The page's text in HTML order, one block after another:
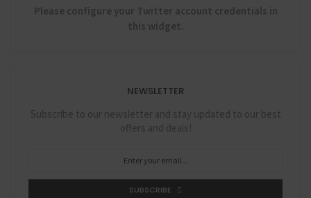
Please configure your Twitter account credentials in
this widget.
NEWSLETTER
Subscribe to our newsletter and stay updated to our best
offers and deals!
SUBSCRIBE